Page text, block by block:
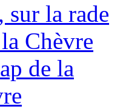
sur la rade
Chèvre
de la